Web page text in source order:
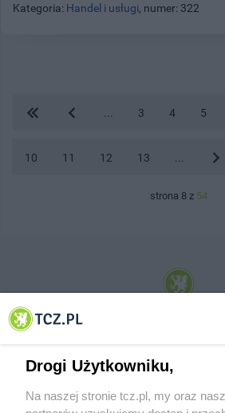
Kategoria: Handel i usługi, numer: 322
3 4 5
10 11 12 13
strona 8 z 54
© 2001-2026 Tczew - TCZ.PL Sp. z o.o.
Drogi Użytkowniku,
Na naszej stronie tcz.pl, my oraz